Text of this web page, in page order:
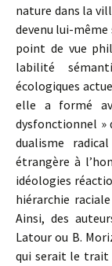
nature dans la
devenu lui-même
point de vue
labilité
écologiques
elle a formé
dysfonctionnel »
dualisme
étrangère à
idéologies
hiérarchie
Ainsi, des
Latour ou B.
qui serait le trait